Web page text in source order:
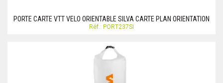
PORTE CARTE VTT VELO ORIENTABLE SILVA CARTE PLAN ORIENTATION
Réf.: PORT237SI